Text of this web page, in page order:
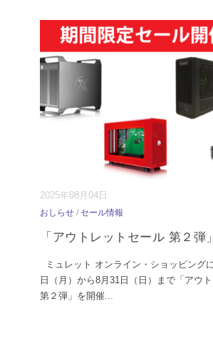
2025年08月04日
おしらせ / セール情報
「アウトレットセール 第２弾
ミュレット オンライン・ショッピング
日（月）から8月31日（日）まで「アウ
第２弾」を開催...